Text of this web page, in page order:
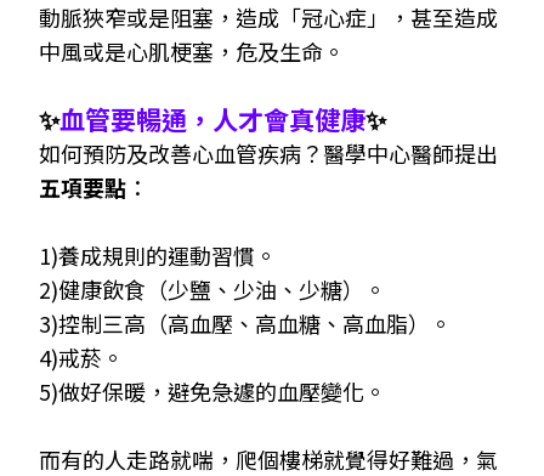
動脈狹窄或是阻塞，造成「冠心症」，甚至造成
中風或是心肌梗塞，危及生命。
✨血管要暢通，人才會真健康✨
如何預防及改善心血管疾病？醫學中心醫師提出
五項要點 ：
1)養成規則的運動習慣。
2)健康飲食（少鹽、少油、少糖）。
3)控制三高（高血壓、高血糖、高血脂）。
4)戒菸。
5)做好保暖，避免急遽的血壓變化。
而有的人走路就喘，爬個樓梯就覺得好難過，氣